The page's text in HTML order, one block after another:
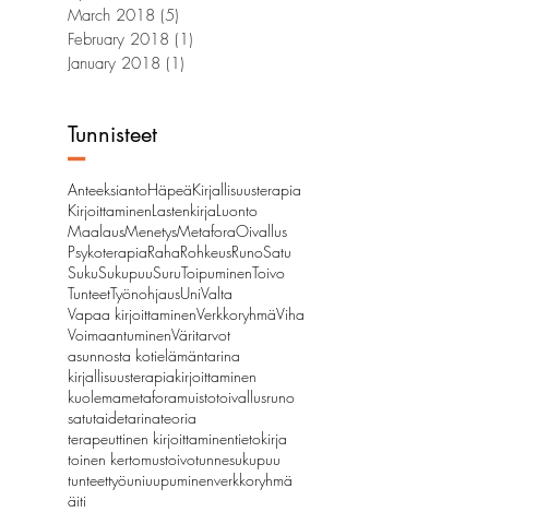
March 2018 (5)
February 2018 (1)
January 2018 (1)
Tunnisteet
–
AnteeksiantoHäpeäKirjallisuusterapia
KirjoittaminenLastenkirjaLuonto
MaalausMenetysMetaforaOivallus
PsykoterapiaRahaRohkeusRunoSatu
SukuSukupuuSuruToipuminenToivo
TunteetTyönohjausUniValta
Vapaa kirjoittaminenVerkkoryhmäViha
VoimaantuminenVäritarvot
asunnosta kotielämäntarina
kirjallisuusterapiakirjoittaminen
kuolemametaforamuistotoivallusruno
satutaidetarinateoria
terapeuttinen kirjoittaminentietokirja
toinen kertomustoivotunnesukupuu
tunteettyöuniuupuminenverkkoryhmä
äiti